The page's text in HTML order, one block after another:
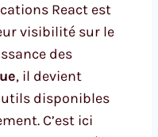
React est
visibilité sur le
des
, il devient
disponibles
C’est ici